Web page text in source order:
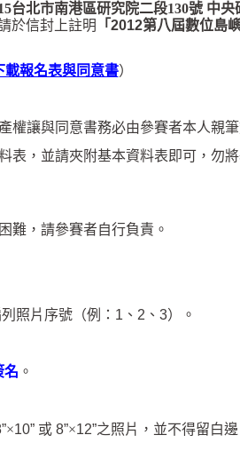
台北市南港區研究院二段130號 中央
於信封上註明 「2012第八屆數位島
載報名表與同意書）
權讓與同意書務必由參賽者本人親筆
表，並請夾附基本資料表即可，勿
難，請參賽者自行負責。
照片序號（例： 1 、 2 、 3）。
名 。
×10” 或 8”×12”之照片，並不得留白邊